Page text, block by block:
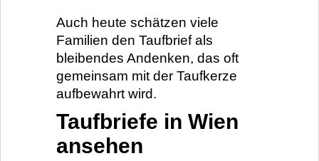
Auch heute schätzen viele
Familien den Taufbrief als
bleibendes Andenken, das oft
gemeinsam mit der Taufkerze
aufbewahrt wird.
Taufbriefe in Wien
ansehen